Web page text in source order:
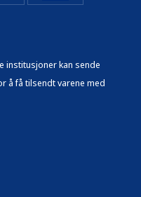
institusjoner kan sende
å få tilsendt varene med